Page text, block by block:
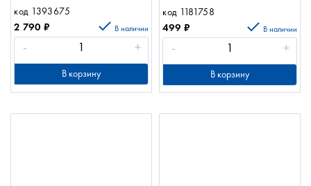
код 1393675
2 790 ₽ В наличии
- +
В корзину
код 1181758
499 ₽ В наличии
- +
В корзину